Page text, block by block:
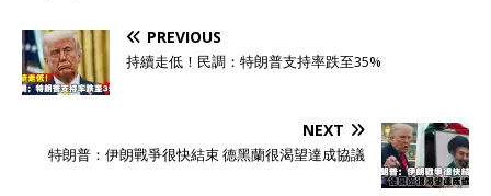
PREVIOUS
持續走低！民調：特朗普支持率跌至35%
NEXT
特朗普：伊朗戰爭很快結束 德黑蘭很渴望達成協議